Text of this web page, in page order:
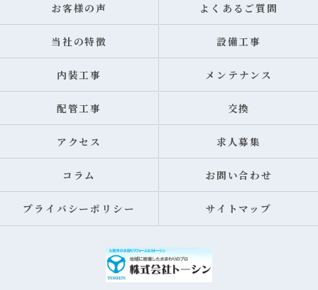
お客様の声 よくあるご質問
当社の特徴 設備工事
内装工事 メンテナンス
配管工事 交換
アクセス 求人募集
コラム お問い合わせ
プライバシーポリシー サイトマップ